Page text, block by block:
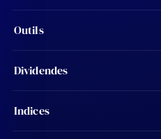
Outils
Screener d'actions
Calculateur de dividendes
Dividendes
Tous les dividendes
Actions Aristocrates
Indices